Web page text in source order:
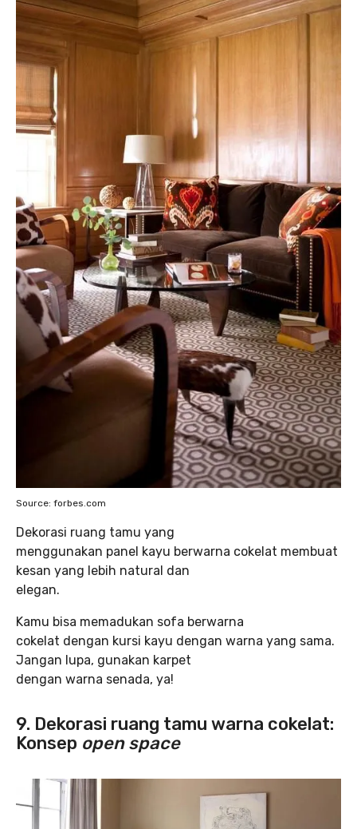
Source: forbes.com
Dekorasi ruang tamu yang
menggunakan panel kayu berwarna cokelat membuat
kesan yang lebih natural dan
elegan.
Kamu bisa memadukan sofa berwarna
cokelat dengan kursi kayu dengan warna yang sama.
Jangan lupa, gunakan karpet
dengan warna senada, ya!
9. Dekorasi ruang tamu warna cokelat:
Konsep open space